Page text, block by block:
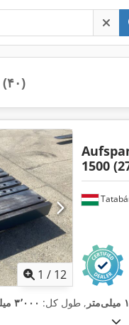
(۴۰)
1 / 12
1500
, طول کل: ۳٬۰۰۰ میلی‌متر